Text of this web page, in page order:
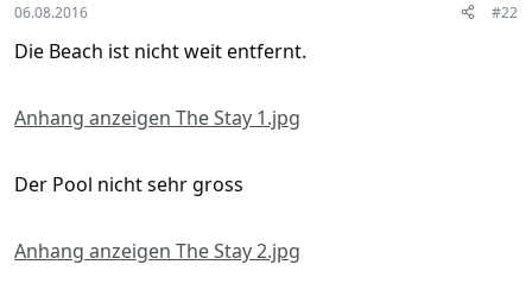
06.08.2016 #22
Die Beach ist nicht weit entfernt.
Anhang anzeigen The Stay 1.jpg
Der Pool nicht sehr gross
Anhang anzeigen The Stay 2.jpg